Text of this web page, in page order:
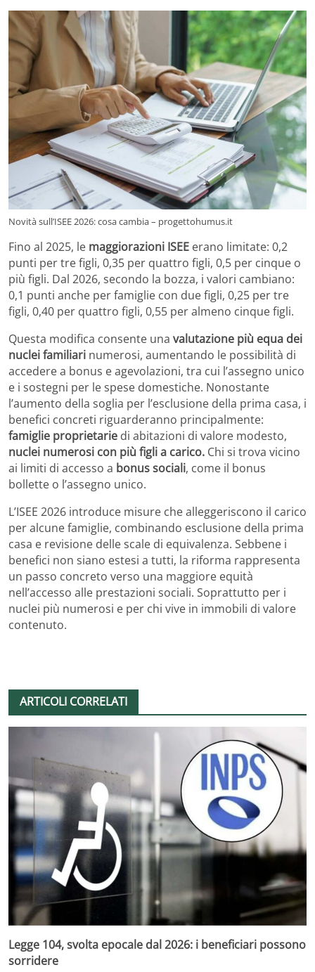
Novità sull’ISEE 2026: cosa cambia – progettohumus.it
Fino al 2025, le maggiorazioni ISEE erano limitate: 0,2
punti per tre figli, 0,35 per quattro figli, 0,5 per cinque o
più figli. Dal 2026, secondo la bozza, i valori cambiano:
0,1 punti anche per famiglie con due figli, 0,25 per tre
figli, 0,40 per quattro figli, 0,55 per almeno cinque figli.
Questa modifica consente una valutazione più equa dei
nuclei familiari numerosi, aumentando le possibilità di
accedere a bonus e agevolazioni, tra cui l’assegno unico
e i sostegni per le spese domestiche. Nonostante
l’aumento della soglia per l’esclusione della prima casa, i
benefici concreti riguarderanno principalmente:
famiglie proprietarie di abitazioni di valore modesto,
nuclei numerosi con più figli a carico. Chi si trova vicino
ai limiti di accesso a bonus sociali, come il bonus
bollette o l’assegno unico.
L’ISEE 2026 introduce misure che alleggeriscono il carico
per alcune famiglie, combinando esclusione della prima
casa e revisione delle scale di equivalenza. Sebbene i
benefici non siano estesi a tutti, la riforma rappresenta
un passo concreto verso una maggiore equità
nell’accesso alle prestazioni sociali. Soprattutto per i
nuclei più numerosi e per chi vive in immobili di valore
contenuto.
ARTICOLI CORRELATI
Legge 104, svolta epocale dal 2026: i beneficiari possono
sorridere